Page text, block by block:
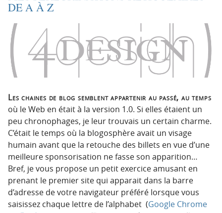
i
n
r
c
i
p
a
l
e
c
n
e
n
DE A À Z
Les chaines de blog semblent appartenir au passé, au temps
où le Web en était à la version 1.0. Si elles étaient un
peu chronophages, je leur trouvais un certain charme.
C’était le temps où la blogosphère avait un visage
humain avant que la retouche des billets en vue d’une
meilleure sponsorisation ne fasse son apparition…
Bref, je vous propose un petit exercice amusant en
prenant le premier site qui apparait dans la barre
d’adresse de votre navigateur préféré lorsque vous
saisissez chaque lettre de l’alphabet (Google Chrome